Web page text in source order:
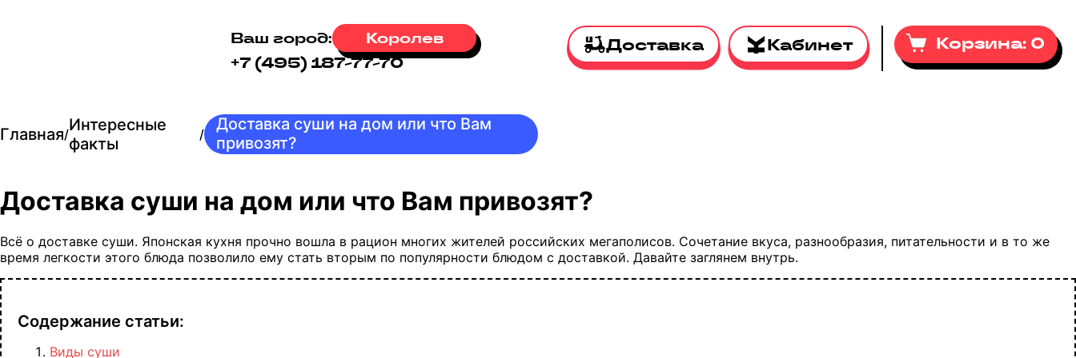
Ваш город: Королев
+7 (495) 187-77-70
Доставка Кабинет Корзина: 0
Главная/Интересные
факты
/
Доставка суши на дом или что Вам
привозят?
Доставка суши на дом или что Вам привозят?
Всё о доставке суши. Японская кухня прочно вошла в рацион многих жителей российских мегаполисов. Сочетание вкуса, разнообразия, питательности и в то же
время легкости этого блюда позволило ему стать вторым по популярности блюдом с доставкой. Давайте заглянем внутрь.
Содержание статьи:
Виды суши